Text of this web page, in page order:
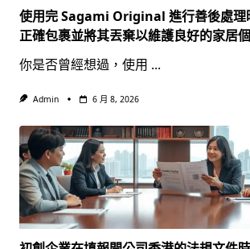
使用完 Sagami Original 進行善後處理
正確包裹並將其丟棄以維護良好的家居
你是否曾經想過，使用 ...
Admin 6 月 8, 2026